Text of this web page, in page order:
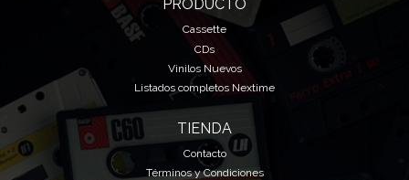
PRODUCTO
Cassette
CDs
Vinilos Nuevos
Listados completos Nextime
TIENDA
Contacto
Términos y Condiciones